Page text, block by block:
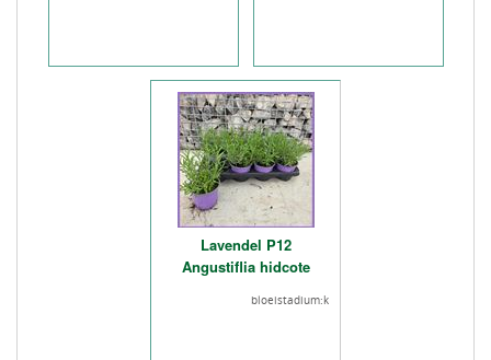
Lavendel P12
Angustiflia hidcote
bloeistadium:k